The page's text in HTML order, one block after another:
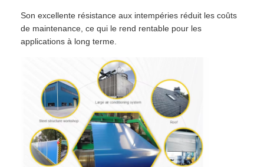
Son excellente résistance aux intempéries réduit les coûts
de maintenance, ce qui le rend rentable pour les
applications à long terme.